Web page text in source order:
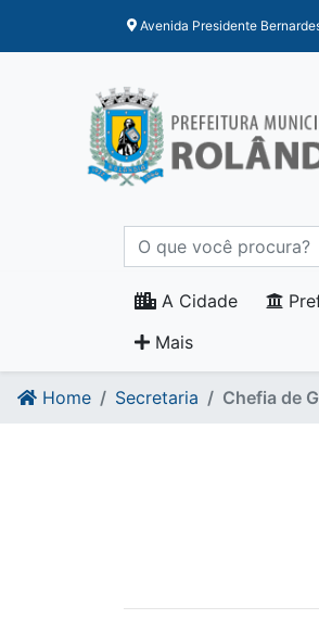
Avenida Presidente
A Cidade
Mais
Home Secretaria Chefia de